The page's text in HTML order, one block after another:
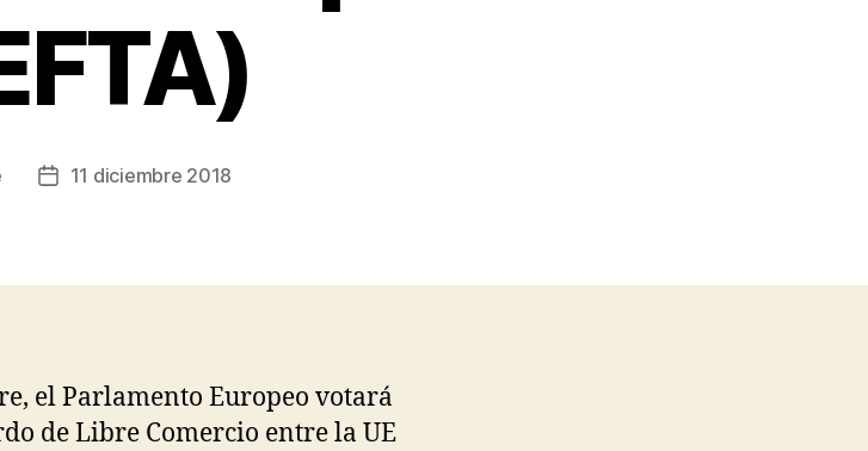
11 diciembre 2018
el Parlamento Europeo votará
de Libre Comercio entre la UE